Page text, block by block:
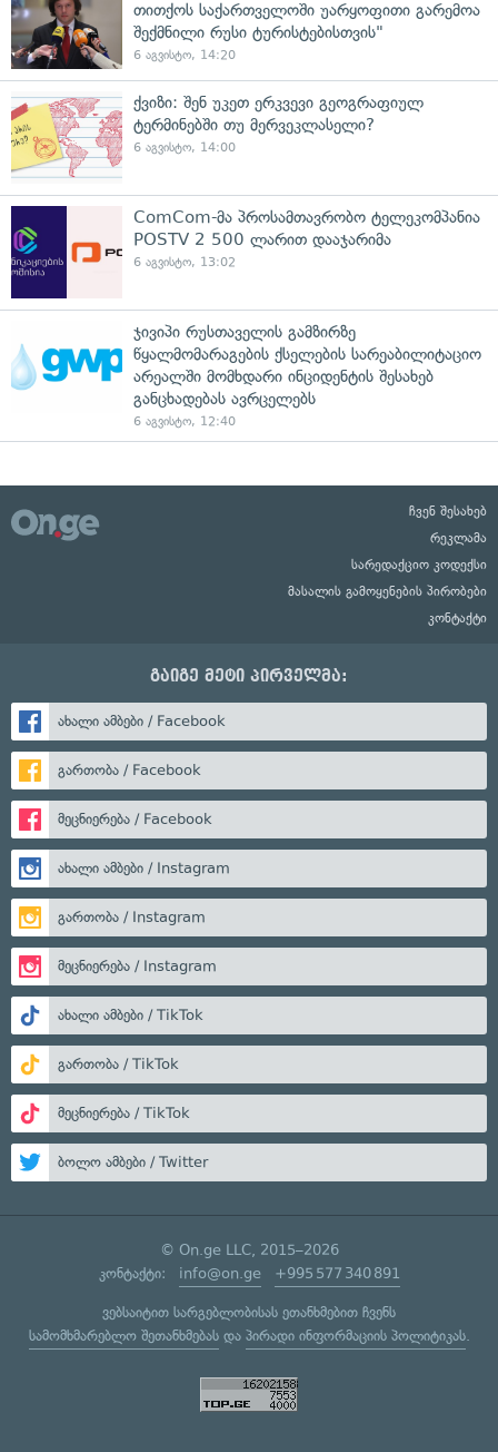
თითქოს საქართველოში უარყოფითი გარემოა
შექმნილი რუსი ტურისტებისთვის"
6 აგვისტო, 14:20
ქვიზი: შენ უკეთ ერკვევი გეოგრაფიულ
ტერმინებში თუ მერვეკლასელი?
6 აგვისტო, 14:00
ComCom-მა პროსამთავრობო ტელეკომპანია
POSTV 2 500 ლარით დააჯარიმა
6 აგვისტო, 13:02
ჯივიპი რუსთაველის გამზირზე
წყალმომარაგების ქსელების სარეაბილიტაციო
არეალში მომხდარი ინციდენტის შესახებ
განცხადებას ავრცელებს
6 აგვისტო, 12:40
ჩვენ შესახებ
რეკლამა
სარედაქციო კოდექსი
მასალის გამოყენების პირობები
კონტაქტი
გაიგე მეტი პირველმა:
ახალი ამბები / Facebook
გართობა / Facebook
მეცნიერება / Facebook
ახალი ამბები / Instagram
გართობა / Instagram
მეცნიერება / Instagram
ახალი ამბები / TikTok
გართობა / TikTok
მეცნიერება / TikTok
ბოლო ამბები / Twitter
© On.ge LLC, 2015–2026
კონტაქტი: info@on.ge +995 577 340 891
ვებსაიტით სარგებლობისას ეთანხმებით ჩვენს
სამომხმარებლო შეთანხმებასდა პირადი ინფორმაციის პოლიტიკას.